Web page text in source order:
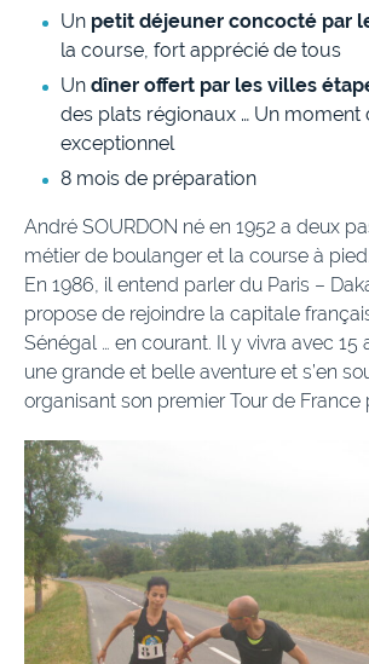
Un petit déjeuner concocté par
la course, fort apprécié de tous
Un dîner offert par les villes
des plats régionaux … Un moment
exceptionnel
8 mois de préparation
André SOURDON né en 1952 a deux
métier de boulanger et la course à pied.
En 1986, il entend parler du Paris –
propose de rejoindre la capitale
Sénégal … en courant. Il y vivra avec 15
une grande et belle aventure et s’en
organisant son premier Tour de France